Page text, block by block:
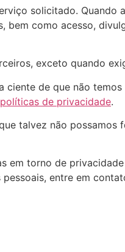
solicitado. Quando
bem como acesso,
exceto quando
ciente de que não
políticas de privacidade.
talvez não possamos
em torno de
entre em